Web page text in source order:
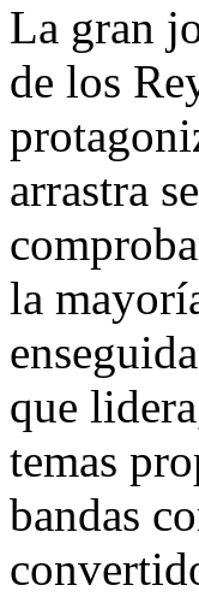
La gran
de los
arrastra
la
que
temas
bandas